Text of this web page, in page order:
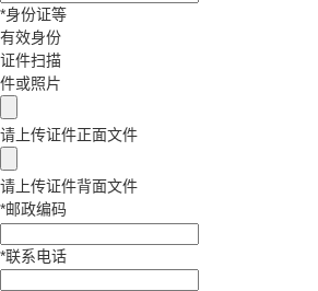
*身份证等
有效身份
证件扫描
件或照片
请上传证件正面文件
请上传证件背面文件
*邮政编码
*联系电话